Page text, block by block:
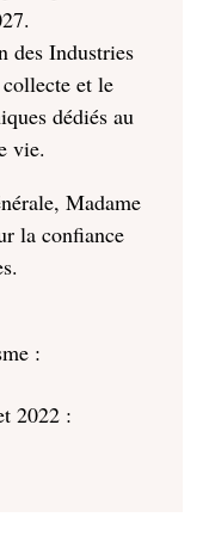
des Industries
et le
dédiés au
vie.
Madame
la confiance
:
2022 :